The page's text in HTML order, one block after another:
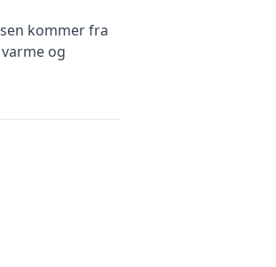
kommer fra
og